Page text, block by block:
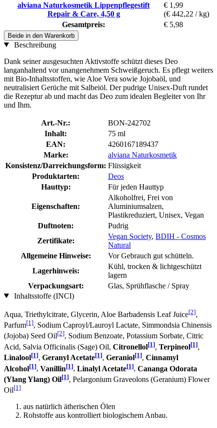
alviana Naturkosmetik Lippenpflegestift
Repair & Care, 4,50 g
€ 1,99
(€ 442,22 / kg)
Gesamtpreis:
€ 5,98
Beide in den Warenkorb
Beschreibung
Dank seiner ausgesuchten Aktivstoffe schützt dieses Deo
langanhaltend vor unangenehmem Schweißgeruch. Es pflegt weiters
mit Bio-Inhaltsstoffen, wie Aloe Vera sowie Jojobaöl, und
neutralisiert Gerüche mit Salbeiöl. Der pudrige Unisex-Duft rundet
die Rezeptur ab und macht das Deo zum idealen Begleiter von Ihr
und Ihm.
Art.-Nr.:
BON-242702
Inhalt:
75 ml
EAN:
4260167189437
Marke:
alviana Naturkosmetik
Konsistenz/Darreichungsform: Flüssigkeit
Produktarten:
Deos
Hauttyp:
Für jeden Hauttyp
Eigenschaften:
Alkoholfrei, Frei von
Aluminiumsalzen,
Plastikreduziert, Unisex, Vegan
Duftnoten:
Pudrig
Zertifikate:
Vegan Society, BDIH - Cosmos
Natural
Allgemeine Hinweise:
Vor Gebrauch gut schütteln.
Lagerhinweis:
Kühl, trocken & lichtgeschützt
lagern
Verpackungsart:
Glas, Sprühflasche / Spray
Inhaltsstoffe (INCI)
Aqua, Triethylcitrate, Glycerin, Aloe Barbadensis Leaf Juice[2],
Parfum[1], Sodium Caproyl/Lauroyl Lactate, Simmondsia Chinensis
(Jojoba) Seed Oil[2], Sodium Benzoate, Potassium Sorbate, Citric
Acid, Salvia Officinalis (Sage) Oil, Citronellol[1], Terpineol[1],
Linalool[1], Geranyl Acetate[1], Geraniol[1], Cinnamyl
Alcohol[1], Vanillin[1], Linalyl Acetate[1], Cananga Odorata
(Ylang Ylang) Oil[1], Pelargonium Graveolons (Geranium) Flower
Oil[1]
aus natürlich ätherischen Ölen
Rohstoffe aus kontrolliert biologischem Anbau.